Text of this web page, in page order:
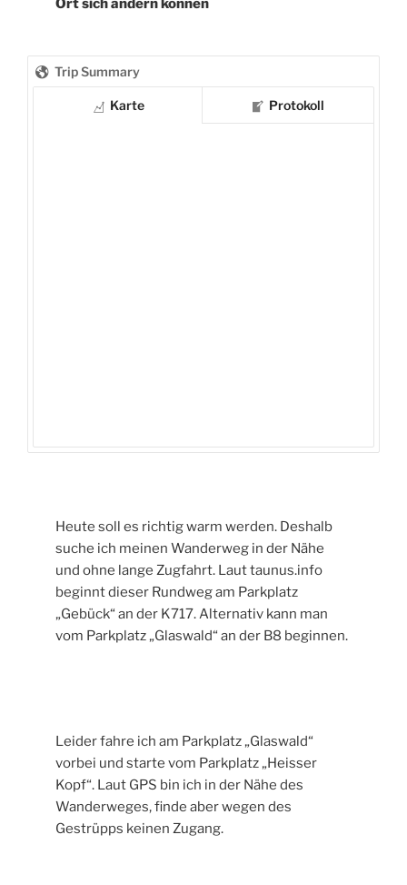
Ort sich ändern können
Trip Summary
Karte Protokoll
Heute soll es richtig warm werden. Deshalb
suche ich meinen Wanderweg in der Nähe
und ohne lange Zugfahrt. Laut taunus.info
beginnt dieser Rundweg am Parkplatz
„Gebück“ an der K717. Alternativ kann man
vom Parkplatz „Glaswald“ an der B8 beginnen.
Leider fahre ich am Parkplatz „Glaswald“
vorbei und starte vom Parkplatz „Heisser
Kopf“. Laut GPS bin ich in der Nähe des
Wanderweges, finde aber wegen des
Gestrüpps keinen Zugang.